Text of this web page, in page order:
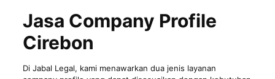
Jasa Company Profile
Cirebon
Di Jabal Legal, kami menawarkan dua jenis layanan